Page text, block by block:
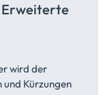
Erweiterte
wird der
und Kürzungen